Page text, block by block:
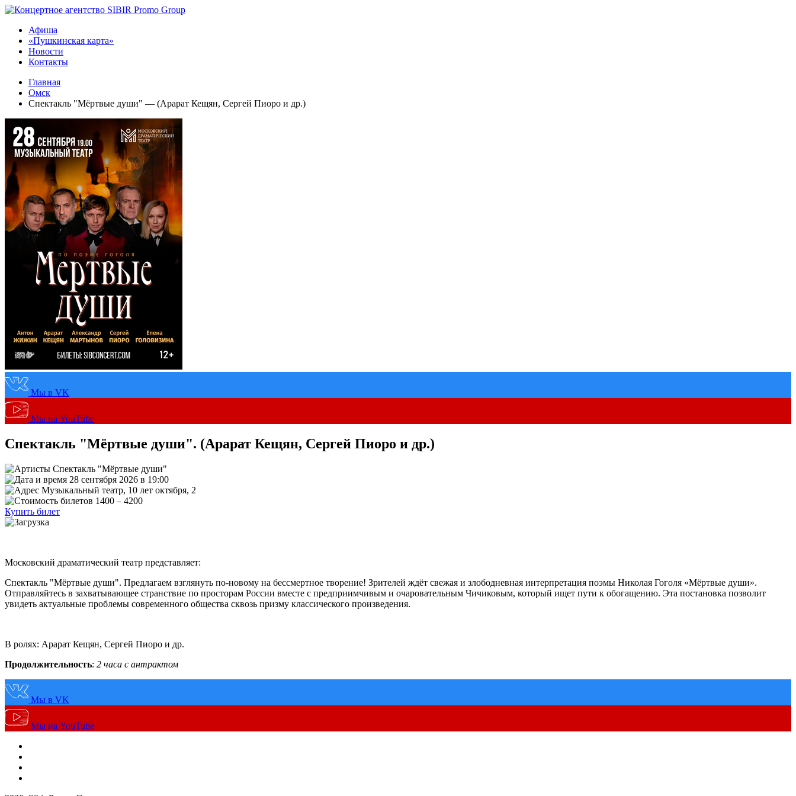
Афиша
«Пушкинская карта»
Новости
Контакты
Главная
Омск
Спектакль "Мёртвые души" — (Арарат Кещян, Сергей Пиоро и др.)
Мы в VK
Мы на YouTube
Спектакль "Мёртвые души". (Арарат Кещян, Сергей Пиоро и др.)
Спектакль "Мёртвые души"
28 сентября 2026 в 19:00
Музыкальный театр, 10 лет октября, 2
1400 – 4200
Купить билет
Московский драматический театр представляет:
Спектакль "Мёртвые души". Предлагаем взглянуть по-новому на бессмертное творение! Зрителей ждёт свежая и злободневная интерпретация поэмы Николая Гоголя «Мёртвые души».
Отправляйтесь в захватывающее странствие по просторам России вместе с предприимчивым и очаровательным Чичиковым, который ищет пути к обогащению. Эта постановка позволит
увидеть актуальные проблемы современного общества сквозь призму классического произведения.
В ролях: Арарат Кещян, Сергей Пиоро и др.
Продолжительность: 2 часа с антрактом
Мы в VK
Мы на YouTube